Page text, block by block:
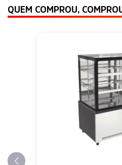
QUEM COMPROU,